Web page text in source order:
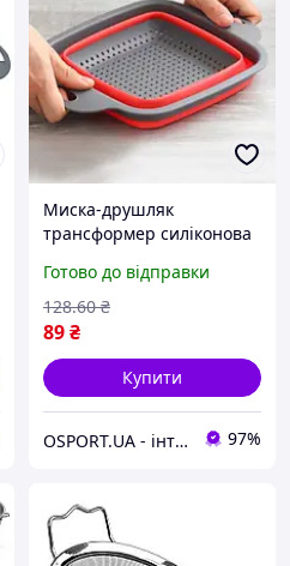
Миска-друшляк
трансформер силіконова
Stenson (MH-3825S)
Готово до відправки
89₴
128.60 ₴
Купити
OSPORT.UA - інтернет магазин спортивних товарів 97%